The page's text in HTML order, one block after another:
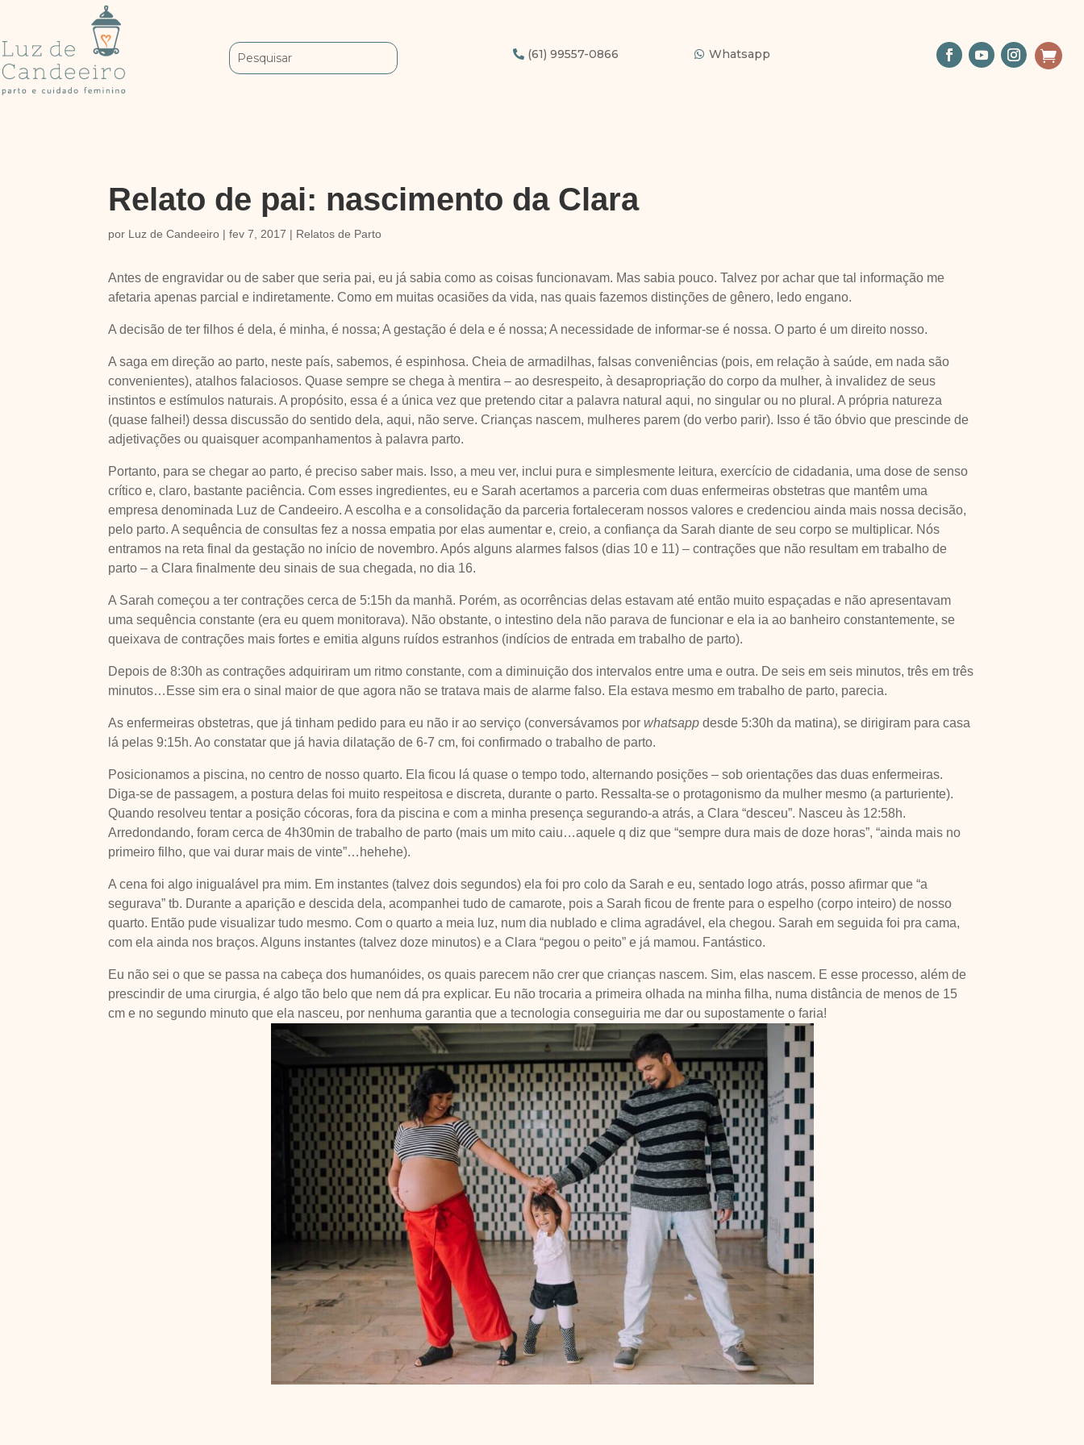
(61) 99557-0866 Whatsapp 
Relato de pai: nascimento da Clara
por Luz de Candeeiro |fev 7, 2017 | Relatos de Parto
Antes de engravidar ou de saber que seria pai, eu já sabia como as coisas funcionavam. Mas sabia pouco. Talvez por achar que tal informação me
afetaria apenas parcial e indiretamente. Como em muitas ocasiões da vida, nas quais fazemos distinções de gênero, ledo engano.
A decisão de ter filhos é dela, é minha, é nossa; A gestação é dela e é nossa; A necessidade de informar-se é nossa. O parto é um direito nosso.
A saga em direção ao parto, neste país, sabemos, é espinhosa. Cheia de armadilhas, falsas conveniências (pois, em relação à saúde, em nada são
convenientes), atalhos falaciosos. Quase sempre se chega à mentira – ao desrespeito, à desapropriação do corpo da mulher, à invalidez de seus
instintos e estímulos naturais. A propósito, essa é a única vez que pretendo citar a palavra natural aqui, no singular ou no plural. A própria natureza
(quase falhei!) dessa discussão do sentido dela, aqui, não serve. Crianças nascem, mulheres parem (do verbo parir). Isso é tão óbvio que prescinde de
adjetivações ou quaisquer acompanhamentos à palavra parto.
Portanto, para se chegar ao parto, é preciso saber mais. Isso, a meu ver, inclui pura e simplesmente leitura, exercício de cidadania, uma dose de senso
crítico e, claro, bastante paciência. Com esses ingredientes, eu e Sarah acertamos a parceria com duas enfermeiras obstetras que mantêm uma
empresa denominada Luz de Candeeiro. A escolha e a consolidação da parceria fortaleceram nossos valores e credenciou ainda mais nossa decisão,
pelo parto. A sequência de consultas fez a nossa empatia por elas aumentar e, creio, a confiança da Sarah diante de seu corpo se multiplicar. Nós
entramos na reta final da gestação no início de novembro. Após alguns alarmes falsos (dias 10 e 11) – contrações que não resultam em trabalho de
parto – a Clara finalmente deu sinais de sua chegada, no dia 16.
A Sarah começou a ter contrações cerca de 5:15h da manhã. Porém, as ocorrências delas estavam até então muito espaçadas e não apresentavam
uma sequência constante (era eu quem monitorava). Não obstante, o intestino dela não parava de funcionar e ela ia ao banheiro constantemente, se
queixava de contrações mais fortes e emitia alguns ruídos estranhos (indícios de entrada em trabalho de parto).
Depois de 8:30h as contrações adquiriram um ritmo constante, com a diminuição dos intervalos entre uma e outra. De seis em seis minutos, três em três
minutos…Esse sim era o sinal maior de que agora não se tratava mais de alarme falso. Ela estava mesmo em trabalho de parto, parecia.
As enfermeiras obstetras, que já tinham pedido para eu não ir ao serviço (conversávamos porwhatsapp desde 5:30h da matina), se dirigiram para casa
lá pelas 9:15h. Ao constatar que já havia dilatação de 6-7 cm, foi confirmado o trabalho de parto.
Posicionamos a piscina, no centro de nosso quarto. Ela ficou lá quase o tempo todo, alternando posições – sob orientações das duas enfermeiras.
Diga-se de passagem, a postura delas foi muito respeitosa e discreta, durante o parto. Ressalta-se o protagonismo da mulher mesmo (a parturiente).
Quando resolveu tentar a posição cócoras, fora da piscina e com a minha presença segurando-a atrás, a Clara “desceu”. Nasceu às 12:58h.
Arredondando, foram cerca de 4h30min de trabalho de parto (mais um mito caiu…aquele q diz que “sempre dura mais de doze horas”, “ainda mais no
primeiro filho, que vai durar mais de vinte”…hehehe).
A cena foi algo inigualável pra mim. Em instantes (talvez dois segundos) ela foi pro colo da Sarah e eu, sentado logo atrás, posso afirmar que “a
segurava” tb. Durante a aparição e descida dela, acompanhei tudo de camarote, pois a Sarah ficou de frente para o espelho (corpo inteiro) de nosso
quarto. Então pude visualizar tudo mesmo. Com o quarto a meia luz, num dia nublado e clima agradável, ela chegou. Sarah em seguida foi pra cama,
com ela ainda nos braços. Alguns instantes (talvez doze minutos) e a Clara “pegou o peito” e já mamou. Fantástico.
Eu não sei o que se passa na cabeça dos humanóides, os quais parecem não crer que crianças nascem. Sim, elas nascem. E esse processo, além de
prescindir de uma cirurgia, é algo tão belo que nem dá pra explicar. Eu não trocaria a primeira olhada na minha filha, numa distância de menos de 15
cm e no segundo minuto que ela nasceu, por nenhuma garantia que a tecnologia conseguiria me dar ou supostamente o faria!